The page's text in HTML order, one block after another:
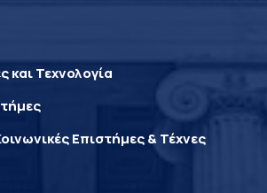
και Τεχνολογία
Επιστήμες & Τέχνες